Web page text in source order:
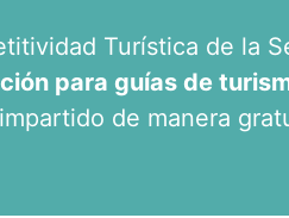
Turística de la
para guías de
de manera